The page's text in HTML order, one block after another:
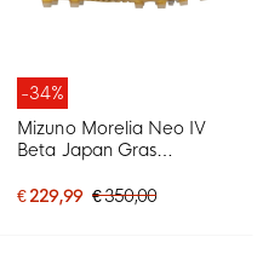
-34%
Mizuno Morelia Neo IV
Beta Japan Gras
Wit Goud Zilver
€ 229,99 € 350,00